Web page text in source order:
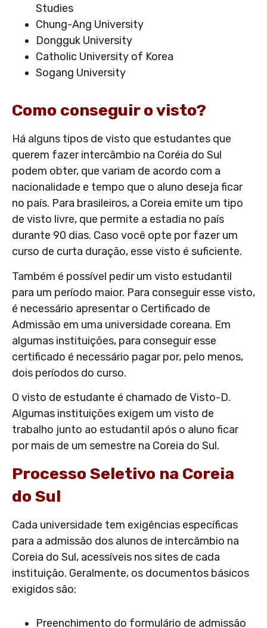
Studies
Chung-Ang University
Dongguk University
Catholic University of Korea
Sogang University
Como conseguir o visto?
Há alguns tipos de visto que estudantes que
querem fazer intercâmbio na Coréia do Sul
podem obter, que variam de acordo com a
nacionalidade e tempo que o aluno deseja ficar
no país. Para brasileiros, a Coreia emite um tipo
de visto livre, que permite a estadia no país
durante 90 dias. Caso você opte por fazer um
curso de curta duração, esse visto é suficiente.
Também é possível pedir um visto estudantil
para um período maior. Para conseguir esse visto,
é necessário apresentar o Certificado de
Admissão em uma universidade coreana. Em
algumas instituições, para conseguir esse
certificado é necessário pagar por, pelo menos,
dois períodos do curso.
O visto de estudante é chamado de Visto-D.
Algumas instituições exigem um visto de
trabalho junto ao estudantil após o aluno ficar
por mais de um semestre na Coreia do Sul.
Processo Seletivo na Coreia
do Sul
Cada universidade tem exigências específicas
para a admissão dos alunos de intercâmbio na
Coreia do Sul, acessíveis nos sites de cada
instituição. Geralmente, os documentos básicos
exigidos são:
Preenchimento do formulário de admissão